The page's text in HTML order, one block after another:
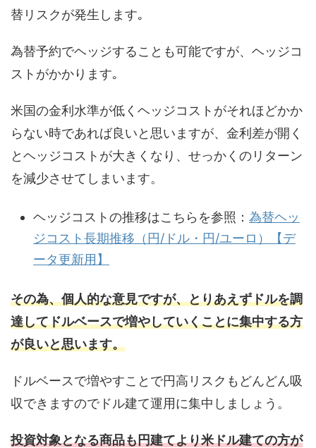
替リスクが発生します｡
為替予約でヘッジすることも可能ですが、ヘッジコ
ストがかかります｡
米国の金利水準が低くヘッジコストがそれほどかか
らない時であれば良いと思いますが、金利差が開く
とヘッジコストが大きくなり、せっかくのリターン
を減少させてしまいます。
ヘッジコストの推移はこちらを参照： 為替ヘッ
ジコスト長期推移（円/ドル・円/ユーロ）【デ
ータ更新用】
その為、個人的な意見ですが、とりあえずドルを調
達してドルベースで増やしていくことに集中する方
が良いと思います。
ドルベースで増やすことで円高リスクもどんどん吸
収できますのでドル建て運用に集中しましょう。
投資対象となる商品も円建てより米ドル建ての方が